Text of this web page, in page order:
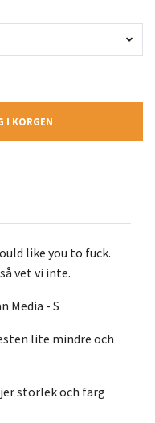
I KORGEN
like you to fuck.
vet vi inte.
Media - S
lite mindre och
storlek och färg